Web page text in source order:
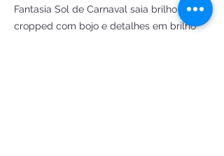
Fantasia Sol de Carnaval saia brilho
cropped com bojo e detalhes em brilho